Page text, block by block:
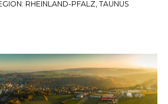
RHEINLAND-PFALZ, TAUNUS